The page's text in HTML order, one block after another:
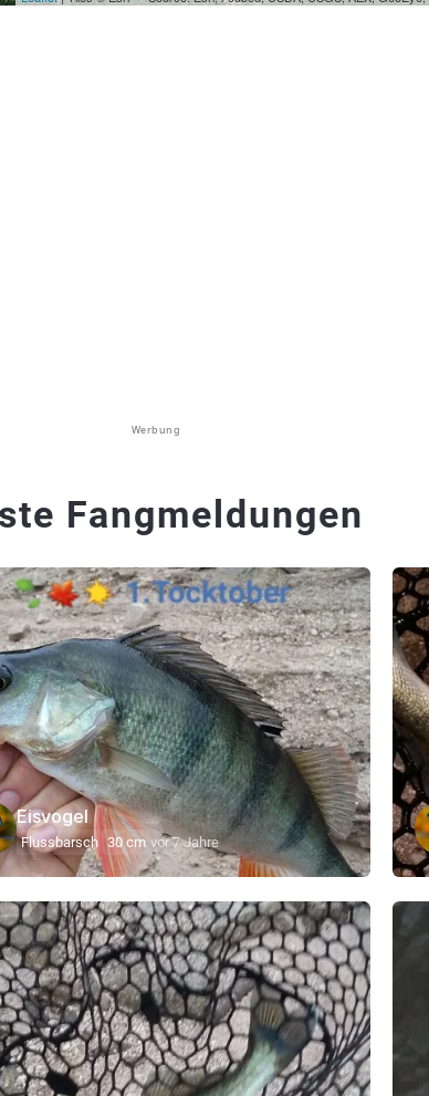
Werbung
Fangmeldungen
Eisvogel
Flussbarsch 30 cm vor 7 Jahre